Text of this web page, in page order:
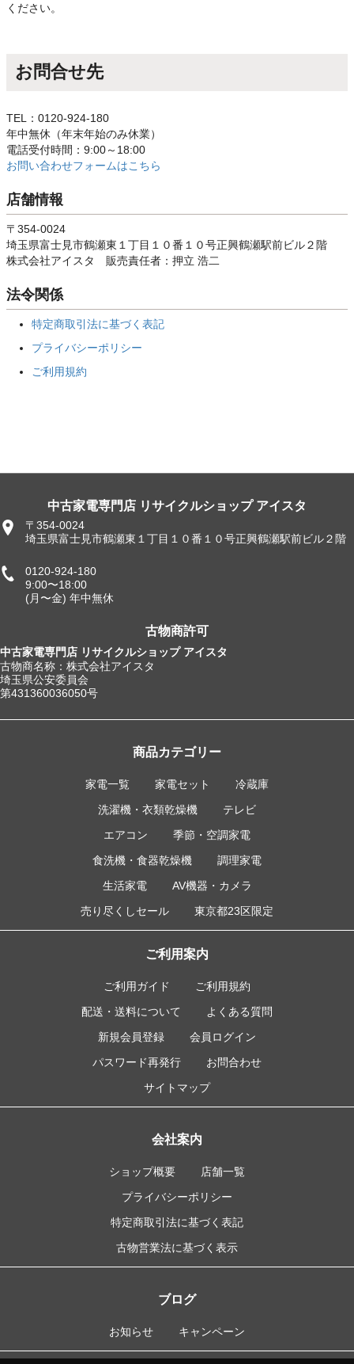
ください。
お問合せ先
TEL：0120-924-180
年中無休（年末年始のみ休業）
電話受付時間：9:00～18:00
お問い合わせフォームはこちら
店舗情報
〒354-0024
埼玉県富士見市鶴瀬東１丁目１０番１０号正興鶴瀬駅前ビル２階
株式会社アイスタ 販売責任者：押立 浩二
法令関係
特定商取引法に基づく表記
プライバシーポリシー
ご利用規約
中古家電専門店 リサイクルショップ アイスタ
〒354-0024
埼玉県富士見市鶴瀬東１丁目１０番１０号正興鶴瀬駅前ビル２階
0120-924-180
9:00〜18:00
(月〜金) 年中無休
古物商許可
中古家電専門店 リサイクルショップ アイスタ
古物商名称：株式会社アイスタ
埼玉県公安委員会
第431360036050号
商品カテゴリー
家電一覧 家電セット
冷蔵庫
洗濯機・衣類乾燥機
テレビ
エアコン
季節・空調家電
食洗機・食器乾燥機
調理家電
生活家電
AV機器・カメラ
売り尽くしセール
東京都23区限定
ご利用案内
ご利用ガイド
ご利用規約
配送・送料について
よくある質問
新規会員登録
会員ログイン
パスワード再発行
お問合わせ
サイトマップ
会社案内
ショップ概要
店舗一覧
プライバシーポリシー
特定商取引法に基づく表記
古物営業法に基づく表示
ブログ
お知らせ キャンペーン